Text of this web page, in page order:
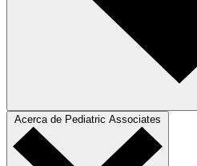
Acerca de Pediatric Associates